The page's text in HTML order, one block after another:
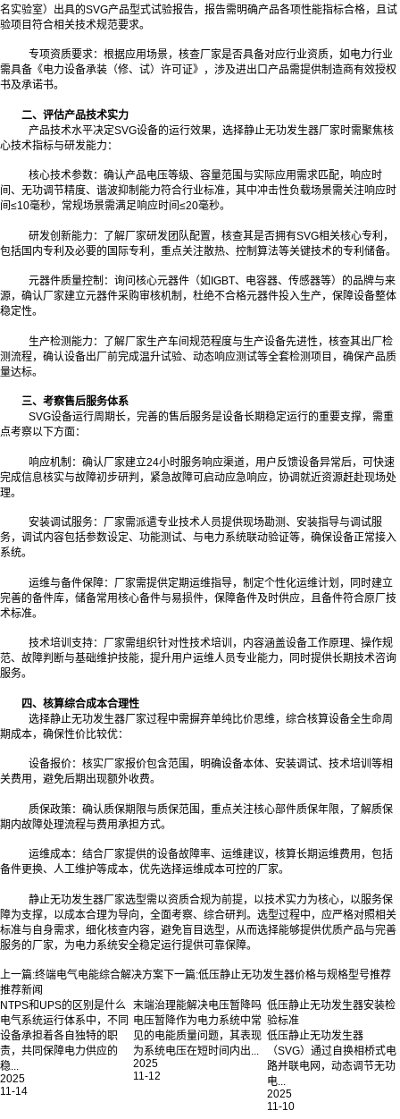
名实验室）出具的SVG产品型式试验报告，报告需明确产品各项性能指标合格，且试
验项目符合相关技术规范要求。
专项资质要求：根据应用场景，核查厂家是否具备对应行业资质，如电力行业
需具备《电力设备承装（修、试）许可证》，涉及进出口产品需提供制造商有效授权
书及承诺书。
二、评估产品技术实力
产品技术水平决定SVG设备的运行效果，选择静止无功发生器厂家时需聚焦核
心技术指标与研发能力：
核心技术参数：确认产品电压等级、容量范围与实际应用需求匹配，响应时
间、无功调节精度、谐波抑制能力符合行业标准，其中冲击性负载场景需关注响应时
间≤10毫秒，常规场景需满足响应时间≤20毫秒。
研发创新能力：了解厂家研发团队配置，核查其是否拥有SVG相关核心专利，
包括国内专利及必要的国际专利，重点关注散热、控制算法等关键技术的专利储备。
元器件质量控制：询问核心元器件（如IGBT、电容器、传感器等）的品牌与来
源，确认厂家建立元器件采购审核机制，杜绝不合格元器件投入生产，保障设备整体
稳定性。
生产检测能力：了解厂家生产车间规范程度与生产设备先进性，核查其出厂检
测流程，确认设备出厂前完成温升试验、动态响应测试等全套检测项目，确保产品质
量达标。
三、考察售后服务体系
SVG设备运行周期长，完善的售后服务是设备长期稳定运行的重要支撑，需重
点考察以下方面：
响应机制：确认厂家建立24小时服务响应渠道，用户反馈设备异常后，可快速
完成信息核实与故障初步研判，紧急故障可启动应急响应，协调就近资源赶赴现场处
理。
安装调试服务：厂家需派遣专业技术人员提供现场勘测、安装指导与调试服
务，调试内容包括参数设定、功能测试、与电力系统联动验证等，确保设备正常接入
系统。
运维与备件保障：厂家需提供定期运维指导，制定个性化运维计划，同时建立
完善的备件库，储备常用核心备件与易损件，保障备件及时供应，且备件符合原厂技
术标准。
技术培训支持：厂家需组织针对性技术培训，内容涵盖设备工作原理、操作规
范、故障判断与基础维护技能，提升用户运维人员专业能力，同时提供长期技术咨询
服务。
四、核算综合成本合理性
选择静止无功发生器厂家过程中需摒弃单纯比价思维，综合核算设备全生命周
期成本，确保性价比较优：
设备报价：核实厂家报价包含范围，明确设备本体、安装调试、技术培训等相
关费用，避免后期出现额外收费。
质保政策：确认质保期限与质保范围，重点关注核心部件质保年限，了解质保
期内故障处理流程与费用承担方式。
运维成本：结合厂家提供的设备故障率、运维建议，核算长期运维费用，包括
备件更换、人工维护等成本，优先选择运维成本可控的厂家。
静止无功发生器厂家选型需以资质合规为前提，以技术实力为核心，以服务保
障为支撑，以成本合理为导向，全面考察、综合研判。选型过程中，应严格对照相关
标准与自身需求，细化核查内容，避免盲目选型，从而选择能够提供优质产品与完善
服务的厂家，为电力系统安全稳定运行提供可靠保障。‍
上一篇:终端电气电能综合解决方案 下一篇:低压静止无功发生器价格与规格型号推荐
推荐新闻
NTPS和UPS的区别是什么
电气系统运行体系中，不同
设备承担着各自独特的职
责，共同保障电力供应的
稳...
2025
11-14
末端治理能解决电压暂降吗
电压暂降作为电力系统中常
见的电能质量问题，其表现
为系统电压在短时间内出...
2025
11-12
低压静止无功发生器安装检
验标准
低压静止无功发生器
（SVG）通过自换相桥式电
路并联电网，动态调节无功
电...
2025
11-10